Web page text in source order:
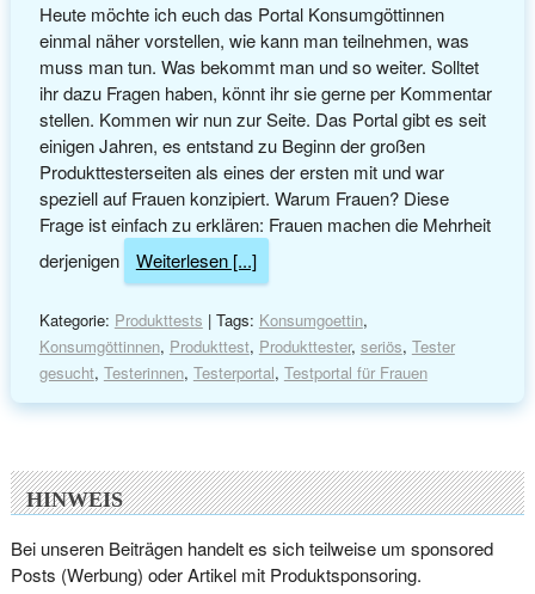
Heute möchte ich euch das Portal Konsumgöttinnen
einmal näher vorstellen, wie kann man teilnehmen, was
muss man tun. Was bekommt man und so weiter. Solltet
ihr dazu Fragen haben, könnt ihr sie gerne per Kommentar
stellen. Kommen wir nun zur Seite. Das Portal gibt es seit
einigen Jahren, es entstand zu Beginn der großen
Produkttesterseiten als eines der ersten mit und war
speziell auf Frauen konzipiert. Warum Frauen? Diese
Frage ist einfach zu erklären: Frauen machen die Mehrheit
derjenigen
Weiterlesen [...]
Kategorie: Produkttests | Tags: Konsumgoettin,
Konsumgöttinnen, Produkttest, Produkttester, seriös, Tester
gesucht, Testerinnen, Testerportal, Testportal für Frauen
HINWEIS
Bei unseren Beiträgen handelt es sich teilweise um sponsored
Posts (Werbung) oder Artikel mit Produktsponsoring.